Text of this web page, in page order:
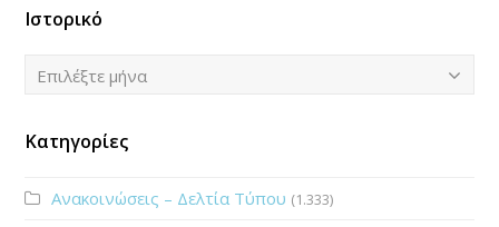
Ιστορικό
Ιστορικό
Επιλέξτε μήνα
Κατηγορίες
Ανακοινώσεις – Δελτία Τύπου (1.333)